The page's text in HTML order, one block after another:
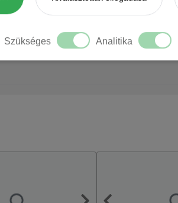
Szükséges Analitika